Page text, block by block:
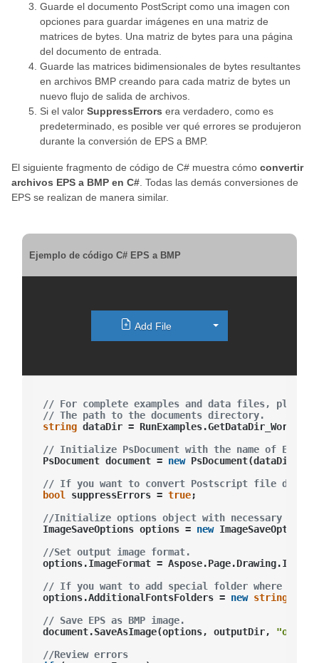
Guarde el documento PostScript como una imagen con
opciones para guardar imágenes en una matriz de
matrices de bytes. Una matriz de bytes para una página
del documento de entrada.
Guarde las matrices bidimensionales de bytes resultantes
en archivos BMP creando para cada matriz de bytes un
nuevo flujo de salida de archivos.
Si el valor SuppressErrors era verdadero, como es
predeterminado, es posible ver qué errores se produjeron
durante la conversión de EPS a BMP.
El siguiente fragmento de código de C# muestra cómo convertir
archivos EPS a BMP en C#. Todas las demás conversiones de
EPS se realizan de manera similar.
Ejemplo de código C# EPS a BMP
Add File Toggle Dropdown
// For complete examples and data files, please
// The path to the documents directory.
string dataDir =
// Initialize PsDocument with the name of EPS
PsDocument document = new PsDocument(dataDir +
// If you want to convert Postscript file
bool
suppressErrors = true;
//Initialize options object with necessary
ImageSaveOptions options = new
//Set output image format.
options.ImageFormat =
// If you want to add special folder where
options.AdditionalFontsFolders = new string
// Save EPS as BMP image.
document.SaveAsImage(options, outputDir,
//Review errors